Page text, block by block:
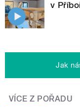
v
Jak
VÍCE Z POŘADU